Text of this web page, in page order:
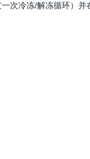
次冷冻/解冻循环）并